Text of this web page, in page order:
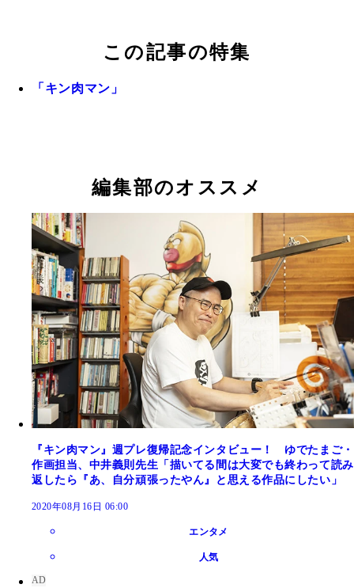
この記事の特集
「キン肉マン」
編集部のオススメ
『キン肉マン』週プレ復帰記念インタビュー！ ゆでたまご・
作画担当、中井義則先生「描いてる間は大変でも終わって読み
返したら『あ、自分頑張ったやん』と思える作品にしたい」
2020年08月16日 06:00
エンタメ
人気